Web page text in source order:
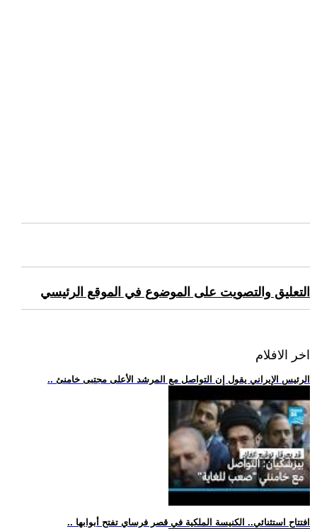
التعليق والتصويت على الموضوع في الموقع الرئيسي
اخر الافلام
.. الرئيس الإيراني يقول إن التواصل مع المرشد الأعلى مجتبى خامنئ
.. افتتاح استثنائي.. الكنيسة الملكية في قصر فرساي تفتح أبوابها